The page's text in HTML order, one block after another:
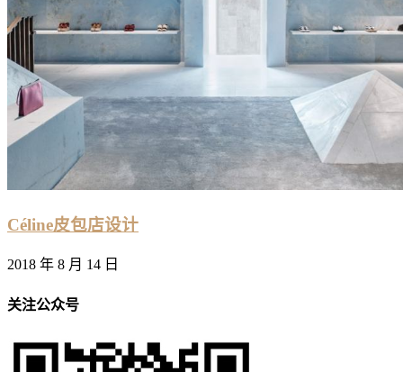
Céline皮包店设计
2018 年 8 月 14 日
关注公众号